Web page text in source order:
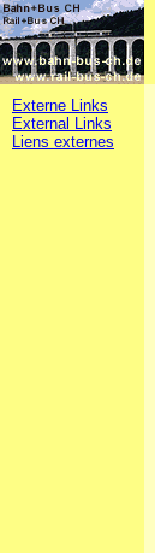
Externe Links
External Links
Liens externes